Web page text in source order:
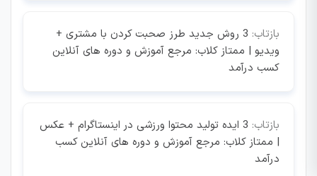
بازتاب:
3 روش جدید طرز صحبت کردن با مشتری +
ویدیو | ممتاز کلاب: مرجع آموزش و دوره های آنلاین
کسب درآمد
بازتاب:
3 ایده تولید محتوا ورزشی در اینستاگرام + عکس
| ممتاز کلاب: مرجع آموزش و دوره های آنلاین کسب
درآمد